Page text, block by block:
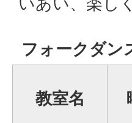
フォークダン
教室名